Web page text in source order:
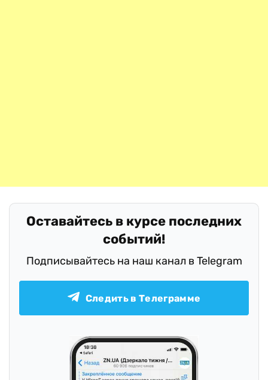
Оставайтесь в курсе последних
событий!
Подписывайтесь на наш канал в Telegram
Следить в Телеграмме